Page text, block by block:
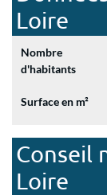
Loire
Nombre
d'habitants
Surface en m²
Conseil
Loire